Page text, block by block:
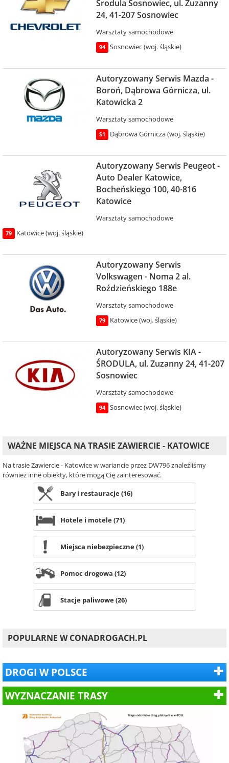
Środula Sosnowiec, ul. Zuzanny
24, 41-207 Sosnowiec
Warsztaty samochodowe
94 Sosnowiec (woj. śląskie)
Autoryzowany Serwis Mazda -
Boroń, Dąbrowa Górnicza, ul.
Katowicka 2
Warsztaty samochodowe
S1 Dąbrowa Górnicza (woj. śląskie)
Autoryzowany Serwis Peugeot -
Auto Dealer Katowice,
Bocheńskiego 100, 40-816
Katowice
Warsztaty samochodowe
79 Katowice (woj. śląskie)
Autoryzowany Serwis
Volkswagen - Noma 2 al.
Roździeńskiego 188e
Warsztaty samochodowe
79 Katowice (woj. śląskie)
Autoryzowany Serwis KIA -
ŚRODULA, ul. Zuzanny 24, 41-207
Sosnowiec
Warsztaty samochodowe
94 Sosnowiec (woj. śląskie)
WAŻNE MIEJSCA NA TRASIE ZAWIERCIE - KATOWICE
Na trasie Zawiercie - Katowice w wariancie przez DW796 znaleźliśmy
również inne obiekty, które mogą Cię zainteresować.
Bary i restauracje (16)
Hotele i motele (71)
Miejsca niebezpieczne (1)
Pomoc drogowa (12)
Stacje paliwowe (26)
POPULARNE W CONADROGACH.PL
DROGI W POLSCE
WYZNACZANIE TRASY